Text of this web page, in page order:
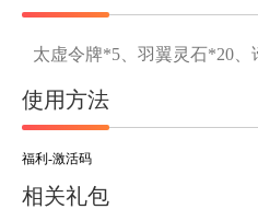
太虚令牌*5、羽翼灵石*20、
使用方法
福利-激活码
相关礼包